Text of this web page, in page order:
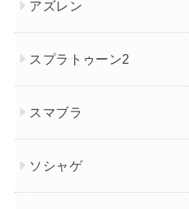
アズレン
スプラトゥーン2
スマブラ
ソシャゲ